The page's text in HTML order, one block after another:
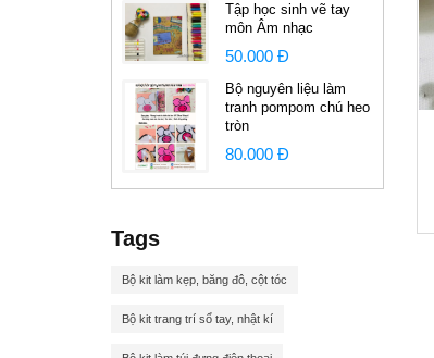
Tập học sinh vẽ tay
môn Âm nhạc
50.000 Đ
Bộ nguyên liệu làm
tranh pompom chú heo
tròn
80.000 Đ
Tags
Bộ kit làm kẹp, băng đô, cột tóc
Bộ kit trang trí sổ tay, nhật kí